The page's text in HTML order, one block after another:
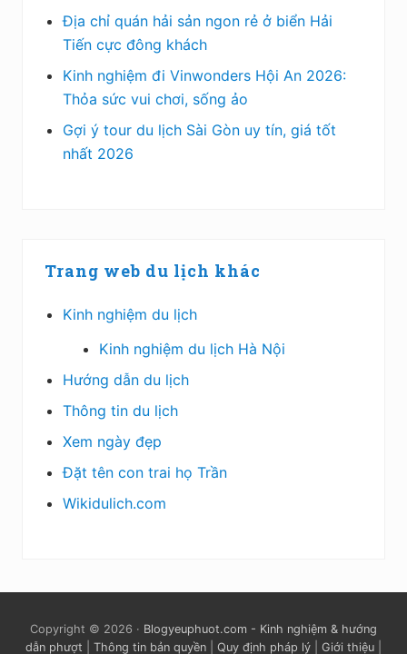
Địa chỉ quán hải sản ngon rẻ ở biển Hải
Tiến cực đông khách
Kinh nghiệm đi Vinwonders Hội An 2026:
Thỏa sức vui chơi, sống ảo
Gợi ý tour du lịch Sài Gòn uy tín, giá tốt
nhất 2026
Trang web du lịch khác
Kinh nghiệm du lịch
Kinh nghiệm du lịch Hà Nội
Hướng dẫn du lịch
Thông tin du lịch
Xem ngày đẹp
Đặt tên con trai họ Trần
Wikidulich.com
Copyright © 2026 · Blogyeuphuot.com - Kinh nghiệm & hướng
dẫn phượt
Thông tin bản quyền Quy định pháp lý Giới thiệu